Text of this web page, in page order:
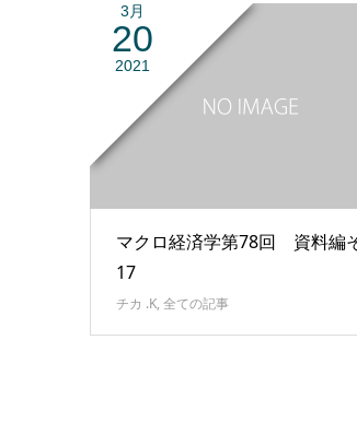
3月
20
2021
マクロ経済学第78回 資料編
17
チカ .K, 全ての記事